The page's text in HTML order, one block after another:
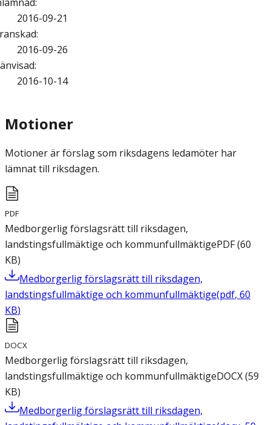
2016-09-21
:
2016-09-26
:
2016-10-14
Motioner
Motioner är förslag som riksdagens ledamöter har
lämnat till riksdagen.
PDF
Medborgerlig förslagsrätt till riksdagen,
landstingsfullmäktige och kommunfullmäktigePDF(60
KB)
Medborgerlig förslagsrätt till riksdagen,
landstingsfullmäktige och kommunfullmäktige(pdf, 60
KB)
DOCX
Medborgerlig förslagsrätt till riksdagen,
landstingsfullmäktige och kommunfullmäktigeDOCX(59
KB)
Medborgerlig förslagsrätt till riksdagen,